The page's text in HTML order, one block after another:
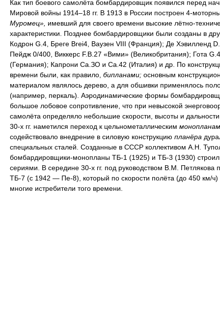
Как тип боевого самолёта бомбардировщик появился перед
Мировой войны 1914–18 гг. В 1913 в России построен 4-
Муромец», имевший для своего времени высокие лётно-
характеристики. Позднее бомбардировщики были созданы в
Кодрон G.4, Бреге Brei4, Ваузен VIII (Франция); Де Хэвилленд
Пейдж 0/400, Виккерс F.B.27 «Вими» (Великобритания); Гота
(Германия); Капрони Са.ЗО и Са.42 (Италия) и др. По
времени были, как правило, бипланами; основным
материалом являлось дерево, а для обшивки применялось
(например, перкаль). Аэродинамические формы
большое лобовое сопротивление, что при невысокой
самолёта определяло небольшие скорости, высоты и
30-х гг. наметился переход к цельнометаллическим
содействовало внедрение в силовую конструкцию планёра
специальных сталей. Созданные в СССР коллективом А.Н.
бомбардировщики-монопланы ТБ-1 (1925) и ТБ-3 (1930)
сериями. В середине 30-х гг. под руководством В.М. Петлякова
ТБ-7 (с 1942 — Пе-8), который по скорости полёта (до 450 км/ч)
многие истребители того времени.